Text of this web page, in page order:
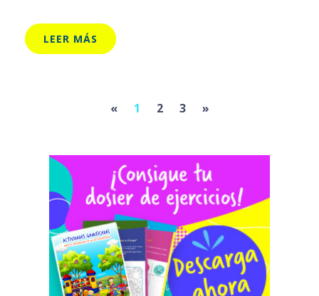
LEER MÁS
«Previous
1 2 3 »Next